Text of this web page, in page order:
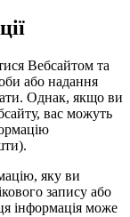
Вебсайтом та
або надання
Однак, якщо ви
вас можуть
яку ви
запису або
інформація може